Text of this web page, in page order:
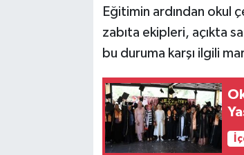
Eğitimin ardından
zabıta ekipleri, açıkta
bu duruma karşı ilgili